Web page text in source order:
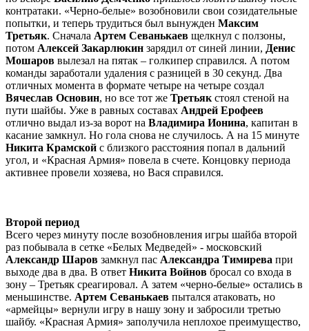
контратаки. «Черно-белые» возобновили свои созидательные
попытки, и теперь трудиться был вынужден Максим
Третьяк. Сначала Артем Севанькаев щелкнул с ползоны,
потом Алексей Закарлюкин зарядил от синей линии, Денис
Мошаров вылезал на пятак – голкипер справился. А потом
команды заработали удаления с разницей в 30 секунд. Два
отличных момента в формате четыре на четыре создал
Вячеслав Основин, но все тот же Третьяк стоял стеной на
пути шайбы. Уже в равных составах Андрей Ерофеев
отлично выдал из-за ворот на Владимира Ионина, капитан в
касание замкнул. Но гола снова не случилось. А на 15 минуте
Никита Крамской с близкого расстояния попал в дальний
угол, и «Красная Армия» повела в счете. Концовку периода
активнее провели хозяева, но Вася справился.
Второй период
Всего через минуту после возобновления игры шайба второй
раз побывала в сетке «Белых Медведей» - московский
Александр Шаров замкнул пас Александра Тимирева при
выходе два в два. В ответ Никита Войнов бросал со входа в
зону – Третьяк среагировал. А затем «черно-белые» остались в
меньшинстве. Артем Севанькаев пытался атаковать, но
«армейцы» вернули игру в нашу зону и забросили третью
шайбу. «Красная Армия» заполучила неплохое преимущество,